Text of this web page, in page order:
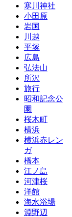
寒川神社
小田原
岩国
川越
平塚
広島
弘法山
所沢
旅行
昭和記念公
園
桜木町
横浜
横浜赤レン
ガ
橋本
江ノ島
河津桜
洋館
海水浴場
淵野辺